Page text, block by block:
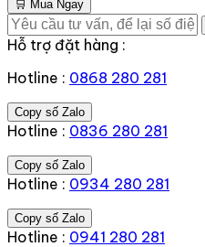
🛒 Mua Ngay
Hỗ trợ đặt hàng :
Hotline : 0868 280 281
Copy số Zalo
Hotline : 0836 280 281
Copy số Zalo
Hotline : 0934 280 281
Copy số Zalo
Hotline : 0941 280 281